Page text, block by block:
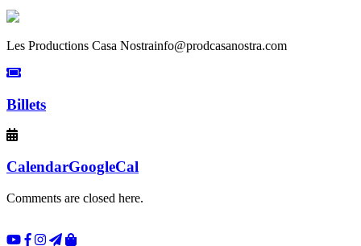
Les Productions Casa Nostrainfo@prodcasanostra.com
Billets
CalendarGoogleCal
Comments are closed here.